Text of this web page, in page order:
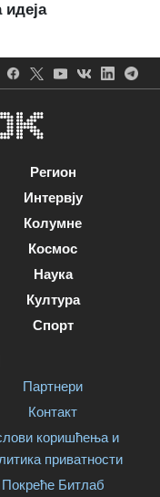
идеја
Регион
Интервју
Колумне
Космос
Наука
Култура
Спорт
Партнери
Контакт
коришћења и
приватности
Покреће Битлаб